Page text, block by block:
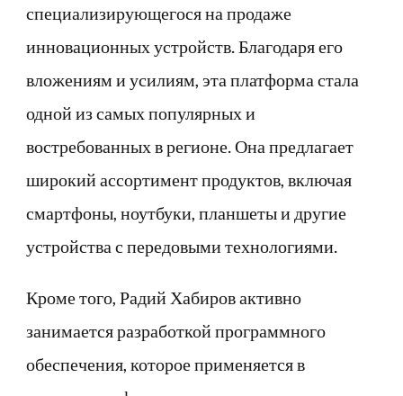
специализирующегося на продаже
инновационных устройств. Благодаря его
вложениям и усилиям, эта платформа стала
одной из самых популярных и
востребованных в регионе. Она предлагает
широкий ассортимент продуктов, включая
смартфоны, ноутбуки, планшеты и другие
устройства с передовыми технологиями.
Кроме того, Радий Хабиров активно
занимается разработкой программного
обеспечения, которое применяется в